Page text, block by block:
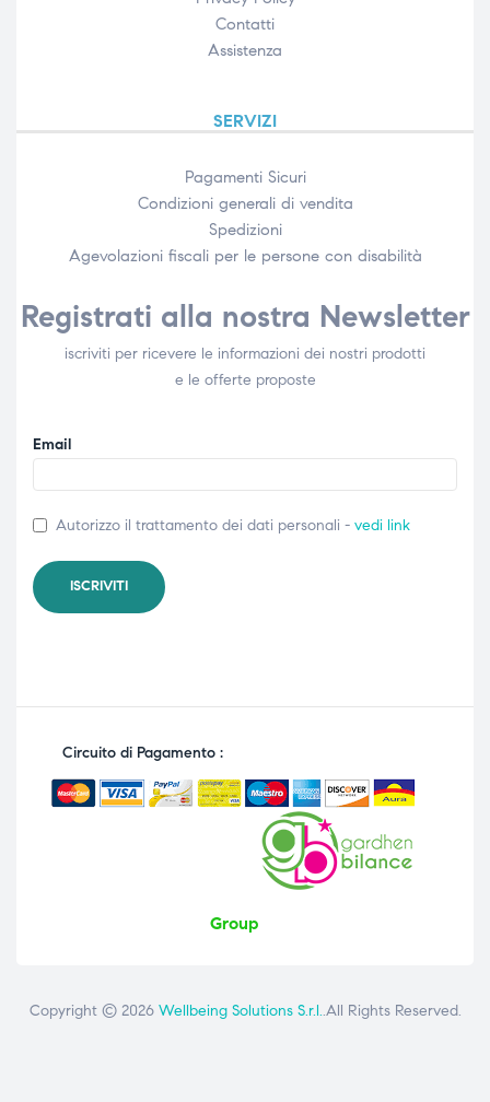
Contatti
Assistenza
SERVIZI
Pagamenti Sicuri
Condizioni generali di vendita
Spedizioni
Agevolazioni fiscali per le persone con disabilità​
Registrati alla nostra Newsletter
iscriviti per ricevere le informazioni dei nostri prodotti
e le offerte proposte
Email
Autorizzo il trattamento dei dati personali - vedi link
Circuito di Pagamento :
Group
Copyright © 2026 Wellbeing Solutions S.r.l..All Rights Reserved.